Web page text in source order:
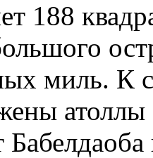
188
миль. К
атоллы